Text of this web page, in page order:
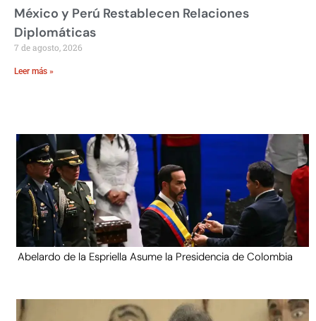
México y Perú Restablecen Relaciones
Diplomáticas
7 de agosto, 2026
Leer más »
Abelardo de la Espriella Asume la Presidencia de Colombia